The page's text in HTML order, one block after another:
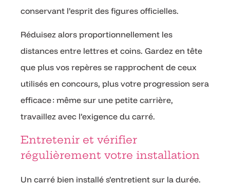
conservant l’esprit des figures officielles.
Réduisez alors proportionnellement les
distances entre lettres et coins. Gardez en tête
que plus vos repères se rapprochent de ceux
utilisés en concours, plus votre progression sera
efficace : même sur une petite carrière,
travaillez avec l’exigence du carré.
Entretenir et vérifier
régulièrement votre installation
Un carré bien installé s’entretient sur la durée.